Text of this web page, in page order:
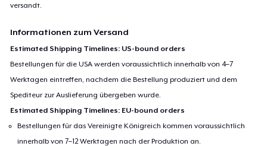
versandt.
Informationen zum Versand
Estimated Shipping Timelines: US-bound orders
Bestellungen für die USA werden voraussichtlich innerhalb von 4–7
Werktagen eintreffen, nachdem die Bestellung produziert und dem
Spediteur zur Auslieferung übergeben wurde.
Estimated Shipping Timelines: EU-bound orders
Bestellungen für das Vereinigte Königreich kommen voraussichtlich
innerhalb von 7–12 Werktagen nach der Produktion an.